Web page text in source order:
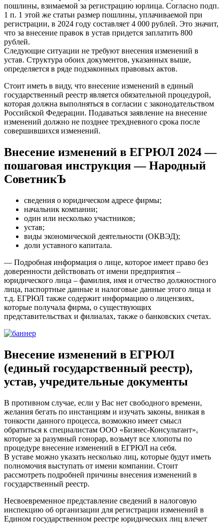
пошлины, взимаемой за регистрацию юрлица. Согласно подп.
1 п. 1 этой же статьи размер пошлины, уплачиваемой при
регистрации, в 2024 году составляет 4 000 рублей. Это значит,
что за внесение правок в устав придется заплатить 800
рублей.
Следующие ситуации не требуют внесения изменений в
устав. Структура обоих документов, указанных выше,
определяется в ряде подзаконных правовых актов.
Стоит иметь в виду, что внесение изменений в единый
государственный реестр является обязательной процедурой,
которая должна выполняться в согласии с законодательством
Российской Федерации. Подаваться заявление на внесение
изменений должно не позднее трехдневного срока после
совершившихся изменений.
Внесение изменений в ЕГРЮЛ 2024 —
пошаговая инструкция — Народный
СоветникЪ
сведения о юридическом адресе фирмы;
начальник компании;
один или несколько участников;
устав;
виды экономической деятельности (ОКВЭД);
доли уставного капитала.
— Подробная информация о лице, которое имеет право без
доверенности действовать от имени предприятия –
юридического лица – фамилия, имя и отчество должностного
лица, паспортные данные и налоговые данные этого лица и
т.д. ЕГРЮЛ также содержит информацию о лицензиях,
которые получала фирма, о существующих
представительствах и филиалах, также о банковских счетах.
Внесение изменений в ЕГРЮЛ
(единый государственный реестр),
устав, учредительные документы
В противном случае, если у Вас нет свободного времени,
желания бегать по инстанциям и изучать законы, вникая в
тонкости данного процесса, возможно имеет смысл
обратиться к специалистам ООО «Бизнес-Консультант»,
которые за разумный гонорар, возьмут все хлопоты по
процедуре внесение изменений в ЕГРЮЛ на себя.
В уставе можно указать несколько лиц, которые будут иметь
полномочия выступать от имени компании. Стоит
рассмотреть подробней причины внесения изменений в
государственный реестр.
Несвоевременное представление сведений в налоговую
инспекцию об организации для регистрации изменений в
Едином государственном реестре юридических лиц влечет